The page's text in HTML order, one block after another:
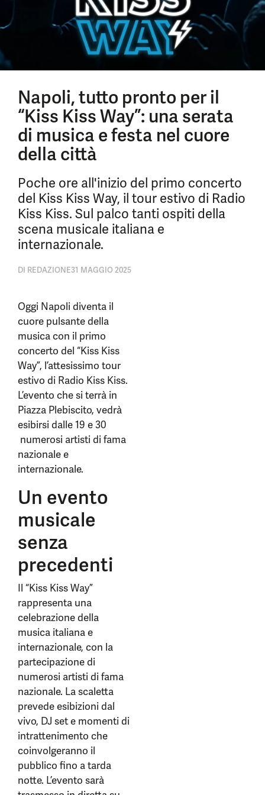
Napoli, tutto pronto per il
“Kiss Kiss Way”: una serata
di musica e festa nel cuore
della città
Poche ore all'inizio del primo concerto
del Kiss Kiss Way, il tour estivo di Radio
Kiss Kiss. Sul palco tanti ospiti della
scena musicale italiana e
internazionale.
DI REDAZIONE31 MAGGIO 2025
Oggi Napoli diventa il
cuore pulsante della
musica con il primo
concerto del “Kiss Kiss
Way”, l’attesissimo tour
estivo di Radio Kiss Kiss.
L’evento che si terrà in
Piazza Plebiscito, vedrà
esibirsi dalle 19 e 30
numerosi artisti di fama
nazionale e
internazionale.
Un evento
musicale
senza
precedenti
Il “Kiss Kiss Way”
rappresenta una
celebrazione della
musica italiana e
internazionale, con la
partecipazione di
numerosi artisti di fama
nazionale. La scaletta
prevede esibizioni dal
vivo, DJ set e momenti di
intrattenimento che
coinvolgeranno il
pubblico fino a tarda
notte. L’evento sarà